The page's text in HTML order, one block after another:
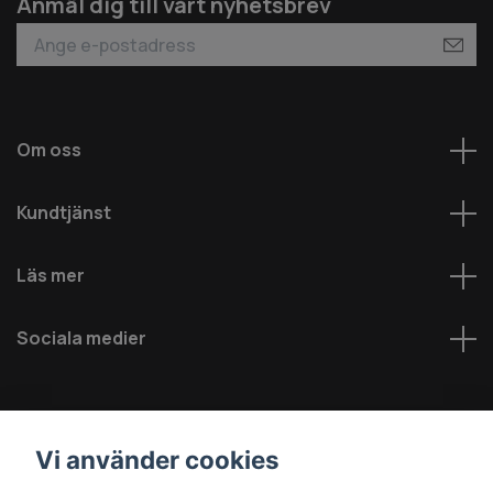
Om oss
Kundtjänst
Läs mer
Sociala medier
Vi använder cookies